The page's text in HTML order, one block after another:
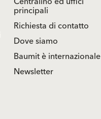
principali
Richiesta di contatto
Dove siamo
Baumit è internazionale
Newsletter